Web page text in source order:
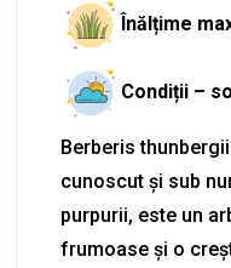
Înălțime
Condiții –
Berberis thunbergii
cunoscut și sub
purpurii, este un
frumoase și o